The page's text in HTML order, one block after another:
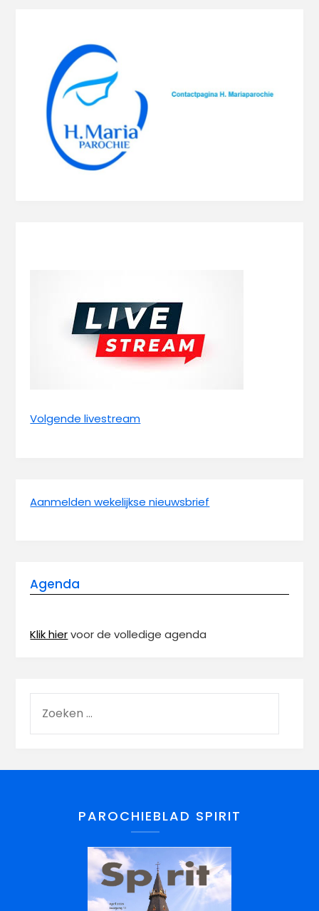
Volgende livestream
Aanmelden wekelijkse nieuwsbrief
Agenda
Klik hiervoor de volledige agenda
PAROCHIEBLAD SPIRIT